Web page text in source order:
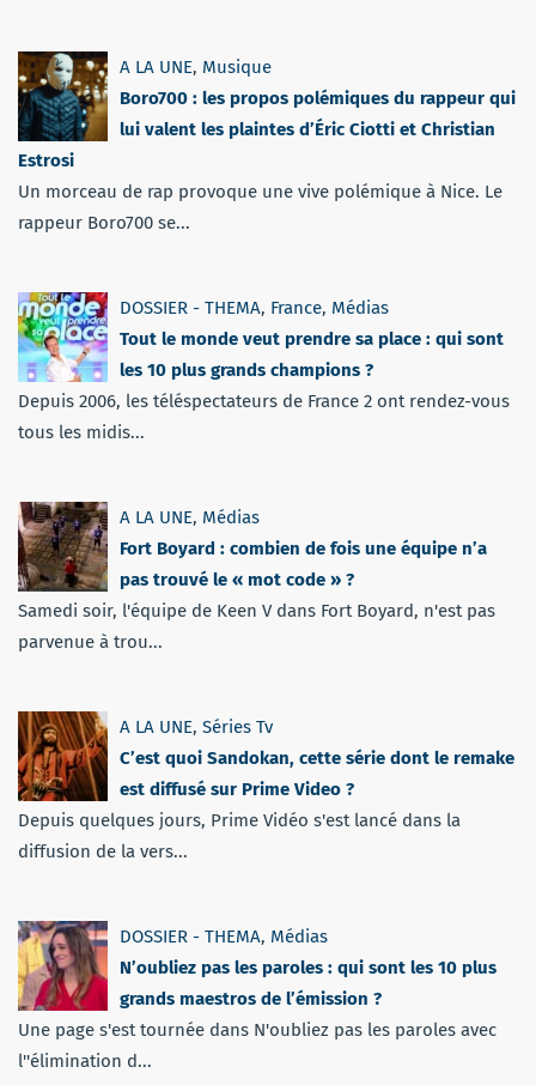
A LA UNE, Musique
Boro700 : les propos polémiques du rappeur qui
lui valent les plaintes d’Éric Ciotti et Christian
Estrosi
Un morceau de rap provoque une vive polémique à Nice. Le
rappeur Boro700 se...
DOSSIER - THEMA, France, Médias
Tout le monde veut prendre sa place : qui sont
les 10 plus grands champions ?
Depuis 2006, les téléspectateurs de France 2 ont rendez-vous
tous les midis...
A LA UNE, Médias
Fort Boyard : combien de fois une équipe n’a
pas trouvé le « mot code » ?
Samedi soir, l'équipe de Keen V dans Fort Boyard, n'est pas
parvenue à trou...
A LA UNE, Séries Tv
C’est quoi Sandokan, cette série dont le remake
est diffusé sur Prime Video ?
Depuis quelques jours, Prime Vidéo s'est lancé dans la
diffusion de la vers...
DOSSIER - THEMA, Médias
N’oubliez pas les paroles : qui sont les 10 plus
grands maestros de l’émission ?
Une page s'est tournée dans N'oubliez pas les paroles avec
l''élimination d...